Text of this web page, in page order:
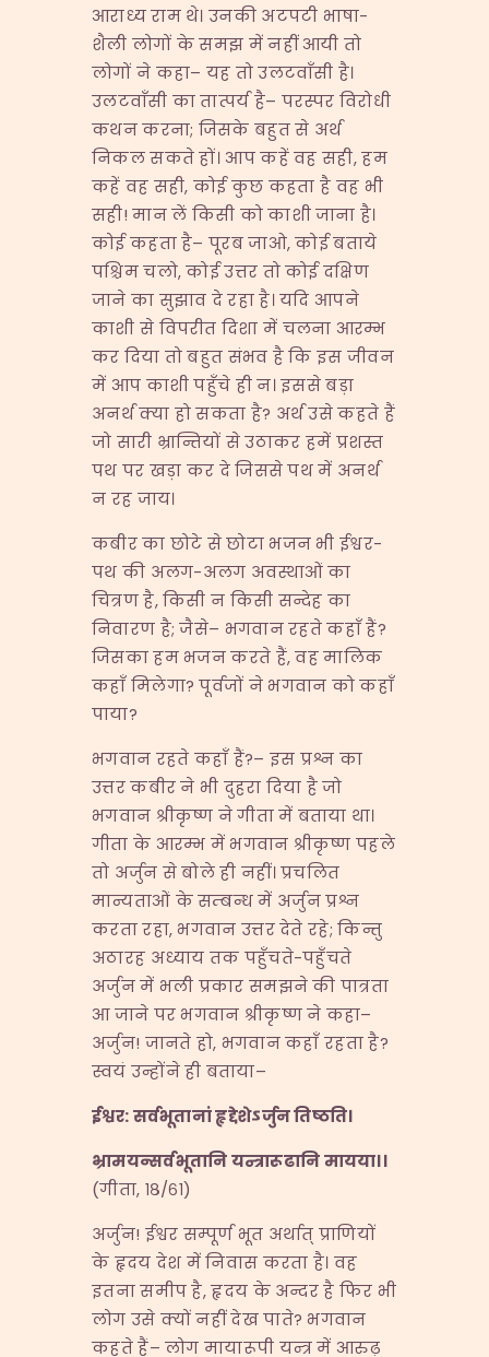
आराध्य राम थे। उनकी अटपटी भाषा-
शैली लोगों के समझ में नहीं आयी तो
लोगों ने कहा– यह तो उलटवाँसी है।
उलटवाँसी का तात्पर्य है– परस्पर विरोधी
कथन करना; जिसके बहुत से अर्थ
निकल सकते हों। आप कहें वह सही, हम
कहें वह सही, कोई कुछ कहता है वह भी
सही! मान लें किसी को काशी जाना है।
कोई कहता है– पूरब जाओ, कोई बताये
पश्चिम चलो, कोई उत्तर तो कोई दक्षिण
जाने का सुझाव दे रहा है। यदि आपने
काशी से विपरीत दिशा में चलना आरम्भ
कर दिया तो बहुत संभव है कि इस जीवन
में आप काशी पहुँचे ही न। इससे बड़ा
अनर्थ क्या हो सकता है? अर्थ उसे कहते हैं
जो सारी भ्रान्तियों से उठाकर हमें प्रशस्त
पथ पर खड़ा कर दे जिससे पथ में अनर्थ
न रह जाय।
कबीर का छोटे से छोटा भजन भी ईश्वर-
पथ की अलग-अलग अवस्थाओं का
चित्रण है, किसी न किसी सन्देह का
निवारण है; जैसे– भगवान रहते कहाँ हैं?
जिसका हम भजन करते हैं, वह मालिक
कहाँ मिलेगा? पूर्वजों ने भगवान को कहाँ
पाया?
भगवान रहते कहाँ हैं?– इस प्रश्न का
उत्तर कबीर ने भी दुहरा दिया है जो
भगवान श्रीकृष्ण ने गीता में बताया था।
गीता के आरम्भ में भगवान श्रीकृष्ण पहले
तो अर्जुन से बोले ही नहीं। प्रचलित
मान्यताओं के सम्बन्ध में अर्जुन प्रश्न
करता रहा, भगवान उत्तर देते रहे; किन्तु
अठारह अध्याय तक पहुँचते-पहुँचते
अर्जुन में भली प्रकार समझने की पात्रता
आ जाने पर भगवान श्रीकृष्ण ने कहा–
अर्जुन! जानते हो, भगवान कहाँ रहता है?
स्वयं उन्होंने ही बताया–
ईश्वर:सर्वभूतानां हृद्देशेऽर्जुन तिष्ठति।
भ्रामयन्सर्वभूतानि यन्त्रारूढानि मायया।।
(गीता, १८/६१)
अर्जुन! ईश्वर सम्पूर्ण भूत अर्थात् प्राणियों
के हृदय देश में निवास करता है। वह
इतना समीप है, हृदय के अन्दर है फिर भी
लोग उसे क्यों नहीं देख पाते? भगवान
कहते हैं– लोग मायारूपी यन्त्र में आरुढ़